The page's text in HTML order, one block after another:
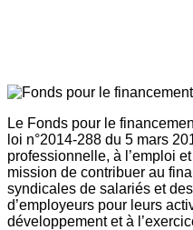
Le Fonds pour le
loi n°2014-288 du 5 mars
professionnelle, à l’emploi
mission de contribuer au
syndicales de salariés et
d’employeurs pour leurs
développement et à